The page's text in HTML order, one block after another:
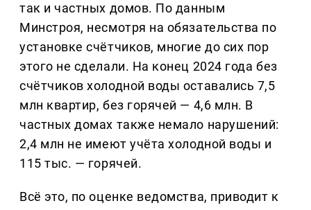
так и частных домов. По данным
Минстроя, несмотря на обязательства по
установке счётчиков, многие до сих пор
этого не сделали. На конец 2024 года без
счётчиков холодной воды оставались 7,5
млн квартир, без горячей — 4,6 млн. В
частных домах также немало нарушений:
2,4 млн не имеют учёта холодной воды и
115 тыс. — горячей.
Всё это, по оценке ведомства, приводит к